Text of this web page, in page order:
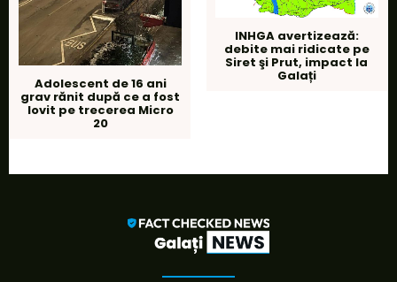
Adolescent de 16 ani
grav rănit după ce a fost
lovit pe trecerea Micro
20
INHGA avertizează:
debite mai ridicate pe
Siret şi Prut, impact la
Galați